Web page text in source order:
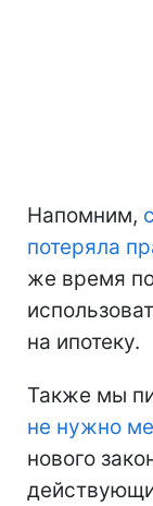
Напомним,
потеряла
же время
на ипотеку.
Также мы
не нужно
нового